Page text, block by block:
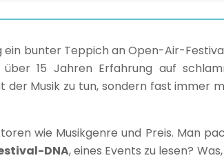
bunter Teppich an Open-Air-
15 Jahren Erfahrung auf
Musik zu tun, sondern fast immer
wie Musikgenre und Preis. Man
DNA, eines Events zu lesen?